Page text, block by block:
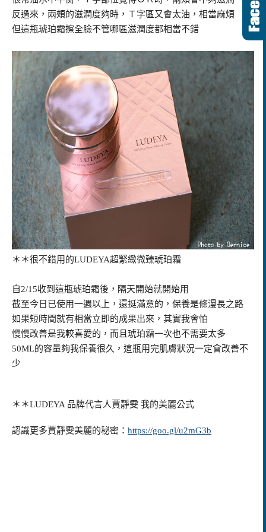
反過來，兩頰的滋潤度夠時，Ｔ字區又會太油，相當麻煩
但這瓶琥珀霜擦全臉不管哪區滋潤度都相當不錯
＊＊很不錯用的LUDEYA超緊緻微臻琥珀霜
自2/15收到這瓶琥珀霜後，隔天開始就開始用
截至今日已使用一週以上，還挺滿意的，保養是條漫長之路
如果短時間就有相當立即的成果出來，其實我會怕
慢慢改善是我較喜愛的，而且琥珀霜一次也不需要太多
50ML的容量夠我保養很久，這瓶用完肌膚狀況一定會改善不
少
＊＊LUDEYA 品牌代言人賈靜雯 我的美麗公式
認識更多賈靜雯美麗的秘密： https://goo.gl/u2mG3b